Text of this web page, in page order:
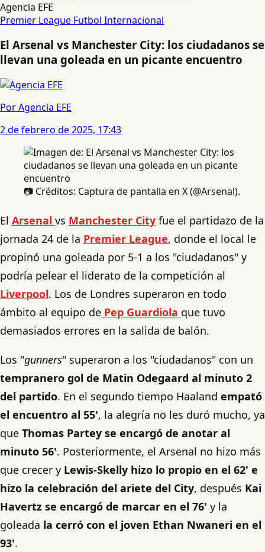
Agencia EFE
Premier League Futbol Internacional
El Arsenal vs Manchester City: los ciudadanos se
llevan una goleada en un picante encuentro
Por Agencia EFE
2 de febrero de 2025, 17:43
📷 Créditos: Captura de pantalla en X (@Arsenal).
El Arsenal vs Manchester City fue el partidazo de la
jornada 24 de la Premier League, donde el local le
propinó una goleada por 5-1 a los "ciudadanos" y
podría pelear el liderato de la competición al
Liverpool. Los de Londres superaron en todo
ámbito al equipo de Pep Guardiola que tuvo
demasiados errores en la salida de balón.
Los "gunners" superaron a los "ciudadanos" con un
tempranero gol de Matin Odegaard al minuto 2
del partido. En el segundo tiempo Haaland empató
el encuentro al 55', la alegría no les duró mucho, ya
que Thomas Partey se encargó de anotar al
minuto 56'. Posteriormente, el Arsenal no hizo más
que crecer y Lewis-Skelly hizo lo propio en el 62' e
hizo la celebración del ariete del City, después Kai
Havertz se encargó de marcar en el 76' y la
goleada la cerró con el joven Ethan Nwaneri en el
93'.